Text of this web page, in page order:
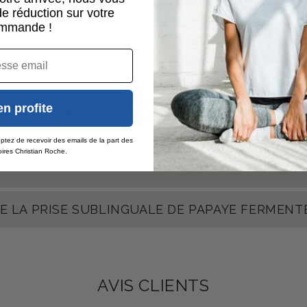
LA PRISE SUBLINGUALE DE PAPAYE
AVIS CLIENTS
réduction sur votre
!
profite
de recevoir des emails de la part des
Christian Roche.